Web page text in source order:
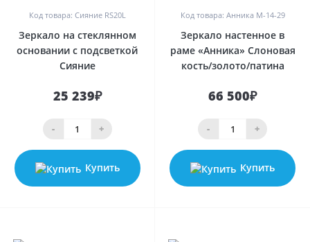
Код товара: Сияние RS20L
Зеркало на стеклянном
основании с подсветкой
Сияние
25 239₽
- +
Купить
Код товара: Анника M-14-29
Зеркало настенное в
раме «Анника» Слоновая
кость/золото/патина
66 500₽
- +
Купить